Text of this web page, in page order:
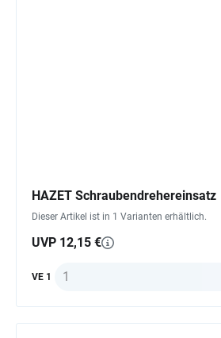
HAZET Schraubendrehereinsatz
Dieser Artikel ist in 1 Varianten erhältlich.
UVP 12,15 €
VE 1 Anzahl